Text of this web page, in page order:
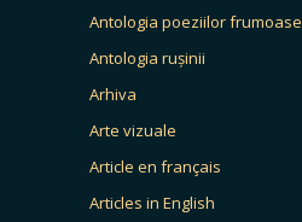
Antologia poeziilor frumoase
Antologia rușinii
Arhiva
Arte vizuale
Article en français
Articles in English